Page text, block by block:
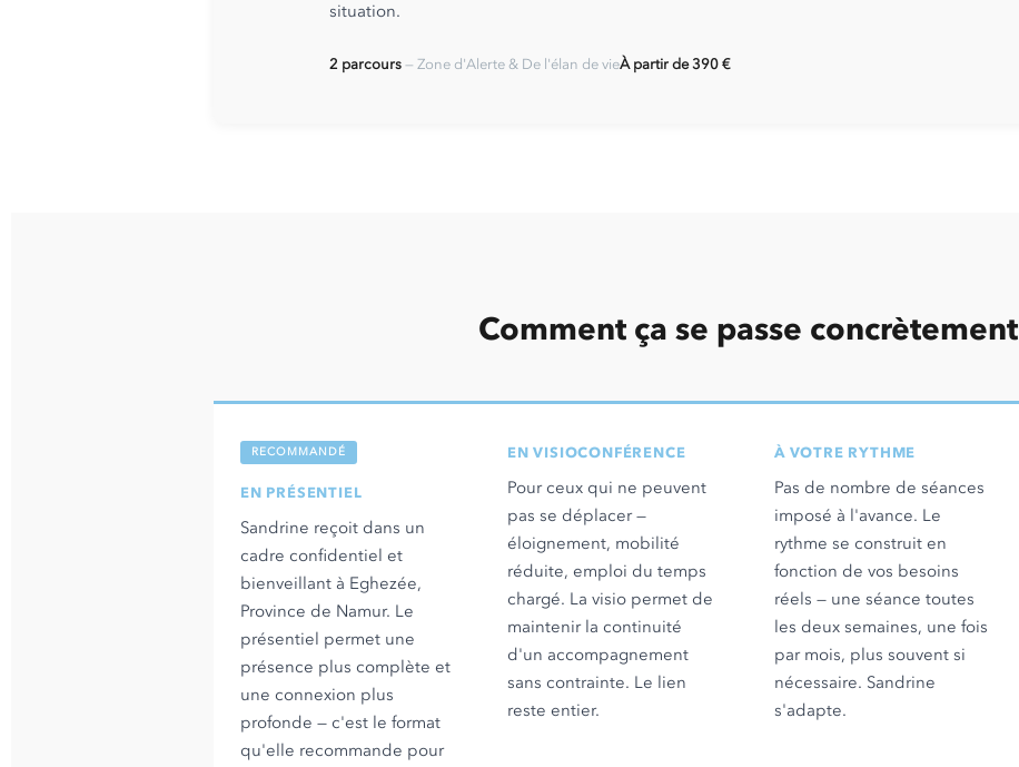
situation.
2 parcours — Zone d'Alerte & De l'élan de vieÀ partir de 390 €
Comment ça se passe concrètement
RECOMMANDÉ
EN PRÉSENTIEL
Sandrine reçoit dans un
cadre confidentiel et
bienveillant à Eghezée,
Province de Namur. Le
présentiel permet une
présence plus complète et
une connexion plus
profonde — c'est le format
qu'elle recommande pour
EN VISIOCONFÉRENCE
Pour ceux qui ne peuvent
pas se déplacer —
éloignement, mobilité
réduite, emploi du temps
chargé. La visio permet de
maintenir la continuité
d'un accompagnement
sans contrainte. Le lien
reste entier.
À VOTRE RYTHME
Pas de nombre de séances
imposé à l'avance. Le
rythme se construit en
fonction de vos besoins
réels — une séance toutes
les deux semaines, une fois
par mois, plus souvent si
nécessaire. Sandrine
s'adapte.